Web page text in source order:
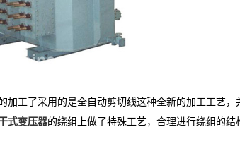
工了采用的是全自动剪切线这种全新的加工工艺
式变压器的绕组上做了特殊工艺，合理进行绕组的